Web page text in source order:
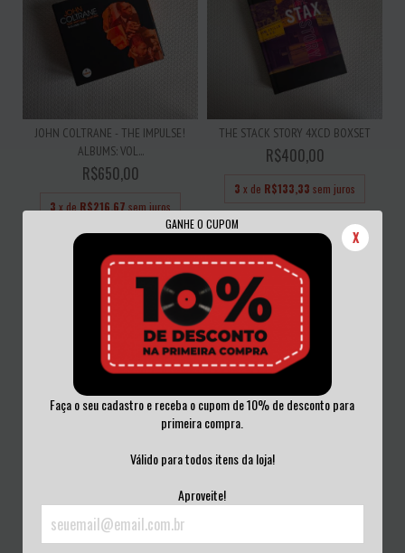
GANHE O CUPOM
X
Faça o seu cadastro e receba o cupom de 10% de desconto para
primeira compra.
Válido para todos itens da loja!
Aproveite!
JOHN COLTRANE - THE IMPULSE!
ALBUMS: VOL...
R$650,00
3 x de R$216,67 sem juros
THE STACK STORY 4XCD BOXSET
R$400,00
3 x de R$133,33 sem juros
4XCD BO...